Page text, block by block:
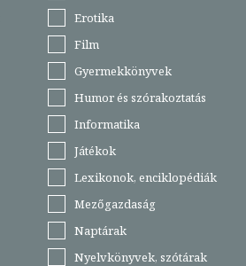
Erotika
Film
Gyermekkönyvek
Humor és szórakoztatás
Informatika
Játékok
Lexikonok, enciklopédiák
Mezőgazdaság
Naptárak
Nyelvkönyvek, szótárak